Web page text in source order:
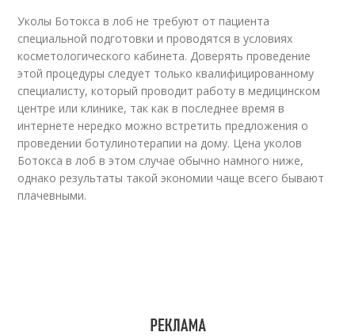
Уколы Ботокса в лоб не требуют от пациента
специальной подготовки и проводятся в условиях
косметологического кабинета. Доверять проведение
этой процедуры следует только квалифицированному
специалисту, который проводит работу в медицинском
центре или клинике, так как в последнее время в
интернете нередко можно встретить предложения о
проведении ботулинотерапии на дому. Цена уколов
Ботокса в лоб в этом случае обычно намного ниже,
однако результаты такой экономии чаще всего бывают
плачевными.